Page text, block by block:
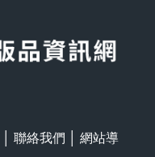
聯絡我們
網站導